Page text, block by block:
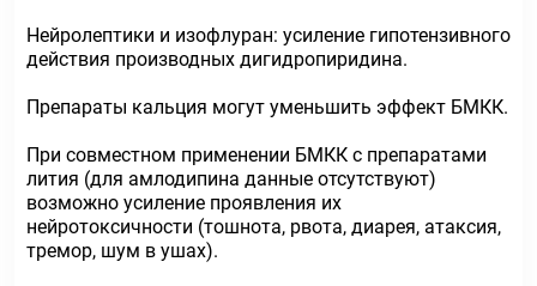
Нейролептики и изофлуран: усиление гипотензивного
действия производных дигидропиридина.
Препараты кальция могут уменьшить эффект БМКК.
При совместном применении БМКК с препаратами
лития (для амлодипина данные отсутствуют)
возможно усиление проявления их
нейротоксичности (тошнота, рвота, диарея, атаксия,
тремор, шум в ушах).